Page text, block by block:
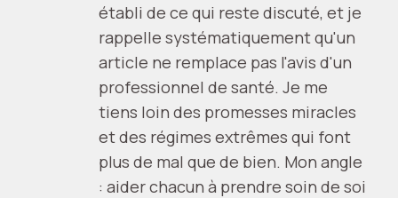
établi de ce qui reste discuté, et je
rappelle systématiquement qu'un
article ne remplace pas l'avis d'un
professionnel de santé. Je me
tiens loin des promesses miracles
et des régimes extrêmes qui font
plus de mal que de bien. Mon angle
: aider chacun à prendre soin de soi